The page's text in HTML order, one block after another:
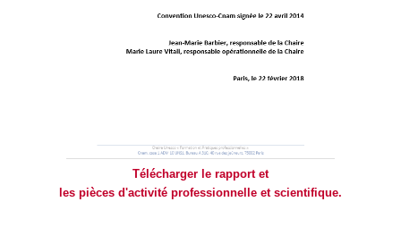
Télécharger le rapport et
les pièces d'activité professionnelle et scientifique.